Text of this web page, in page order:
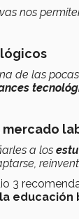
nos
de las
mercado
a los
3